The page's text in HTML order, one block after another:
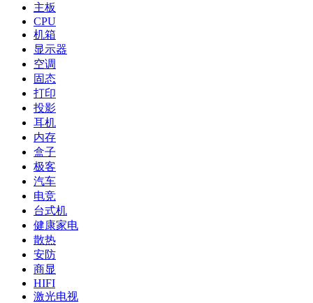
主板
CPU
机箱
显示器
空调
固态
打印
投影
耳机
内存
盒子
极客
汽车
电竞
台式机
健康家电
散热
安防
商显
HIFI
激光电视